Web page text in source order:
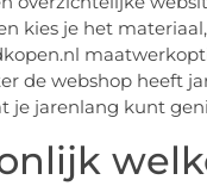
kies je het
de webshop heeft
je jarenlang kunt